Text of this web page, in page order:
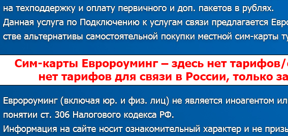
музей искусства Каталонии – впечатлил,
три часа. Очень понравился музей Фонд Жоана Миро –
Несколько разочаровал Музей Пикассо – не
Ну и вовсе я заскучала в музее современного
из-за того, что я устала, не знаю.